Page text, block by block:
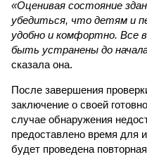
«Оценивая состояние
убедиться, что детям и
удобно и комфортно. Все
быть устранены до начала
сказала она.
После завершения
заключение о своей
случае обнаружения
предоставлено время для
будет проведена